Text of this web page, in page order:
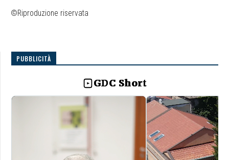
©Riproduzione riservata
PUBBLICITÀ
GDC Short